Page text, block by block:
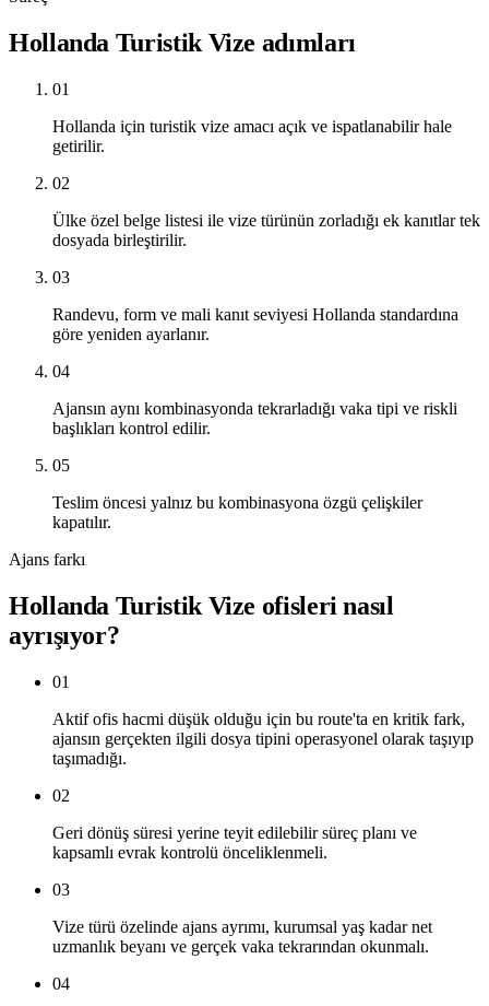
Hollanda Turistik Vize adımları
01
Hollanda için turistik vize amacı açık ve ispatlanabilir hale
getirilir.
02
Ülke özel belge listesi ile vize türünün zorladığı ek kanıtlar tek
dosyada birleştirilir.
03
Randevu, form ve mali kanıt seviyesi Hollanda standardına
göre yeniden ayarlanır.
04
Ajansın aynı kombinasyonda tekrarladığı vaka tipi ve riskli
başlıkları kontrol edilir.
05
Teslim öncesi yalnız bu kombinasyona özgü çelişkiler
kapatılır.
Ajans farkı
Hollanda Turistik Vize ofisleri nasıl
ayrışıyor?
01
Aktif ofis hacmi düşük olduğu için bu route'ta en kritik fark,
ajansın gerçekten ilgili dosya tipini operasyonel olarak taşıyıp
taşımadığı.
02
Geri dönüş süresi yerine teyit edilebilir süreç planı ve
kapsamlı evrak kontrolü önceliklenmeli.
03
Vize türü özelinde ajans ayrımı, kurumsal yaş kadar net
uzmanlık beyanı ve gerçek vaka tekrarından okunmalı.
04